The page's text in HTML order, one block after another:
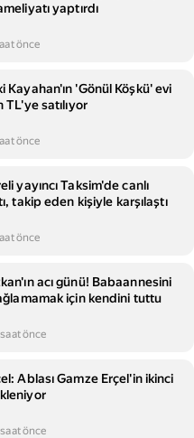
yaptırdı
önce
Kayahan'ın 'Gönül Köşkü' evi
TL'ye satılıyor
önce
yayıncı Taksim'de canlı
takip eden kişiyle karşılaştı
önce
acı günü! Babaannesini
için kendini tuttu
önce
Ablası Gamze Erçel'in ikinci
önce